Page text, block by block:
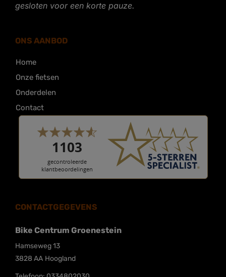
gesloten voor een korte pauze.
ONS AANBOD
Home
Onze fietsen
Onderdelen
Contact
CONTACTGEGEVENS
Bike Centrum Groenestein
Hamseweg 13
3828 AA Hoogland